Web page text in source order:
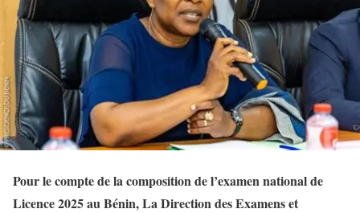
Pour le compte de la composition de l’examen national de
Licence 2025 au Bénin, La Direction des Examens et